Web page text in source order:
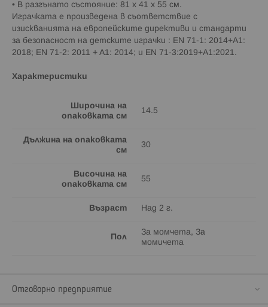
• В разгънато състояние: 81 x 41 x 55 см.
Играчката е произведена в съответствие с
изискванията на европейските директиви и стандарти
за безопасност на детските играчки : EN 71-1: 2014+A1:
2018; EN 71-2: 2011 + A1: 2014; и EN 71-3:2019+A1:2021.
Характеристики
Широчина на
опаковката см
14.5
Дължина на опаковката
см
30
Височина на
опаковката см
55
Възраст Над 2 г.
Пол
За момчета, За
момичета
Отговорно предприятие